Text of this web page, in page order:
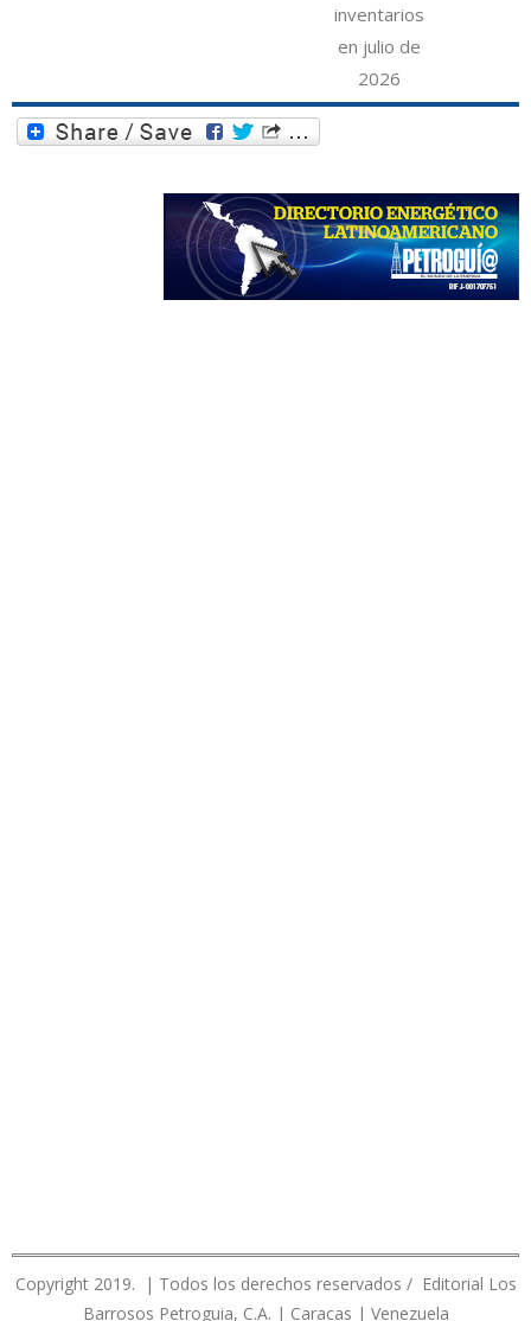
inventarios
en julio de
2026
Copyright 2019. | Todos los derechos reservados / Editorial Los
Barrosos Petroguia, C.A. | Caracas | Venezuela